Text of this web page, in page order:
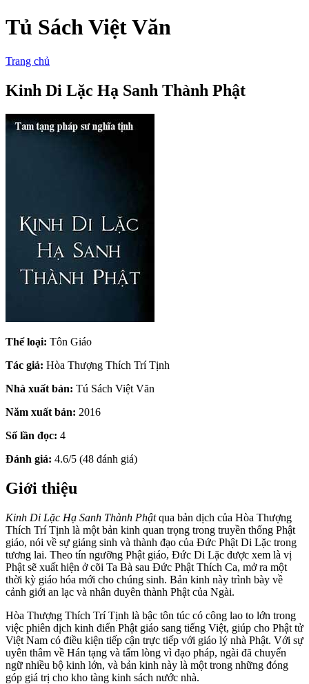
Tủ Sách Việt Văn
Trang chủ
Kinh Di Lặc Hạ Sanh Thành Phật
Thể loại: Tôn Giáo
Tác giả: Hòa Thượng Thích Trí Tịnh
Nhà xuất bản: Tú Sách Việt Văn
Năm xuất bản: 2016
Số lần đọc: 4
Đánh giá: 4.6/5 (48 đánh giá)
Giới thiệu
Kinh Di Lặc Hạ Sanh Thành Phậtqua bản dịch của Hòa Thượng
Thích Trí Tịnh là một bản kinh quan trọng trong truyền thống Phật
giáo, nói về sự giáng sinh và thành đạo của Đức Phật Di Lặc trong
tương lai. Theo tín ngưỡng Phật giáo, Đức Di Lặc được xem là vị
Phật sẽ xuất hiện ở cõi Ta Bà sau Đức Phật Thích Ca, mở ra một
thời kỳ giáo hóa mới cho chúng sinh. Bản kinh này trình bày về
cảnh giới an lạc và nhân duyên thành Phật của Ngài.
Hòa Thượng Thích Trí Tịnh là bậc tôn túc có công lao to lớn trong
việc phiên dịch kinh điển Phật giáo sang tiếng Việt, giúp cho Phật tử
Việt Nam có điều kiện tiếp cận trực tiếp với giáo lý nhà Phật. Với sự
uyên thâm về Hán tạng và tấm lòng vì đạo pháp, ngài đã chuyển
ngữ nhiều bộ kinh lớn, và bản kinh này là một trong những đóng
góp giá trị cho kho tàng kinh sách nước nhà.